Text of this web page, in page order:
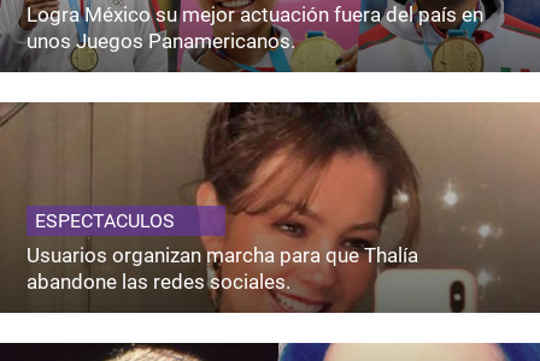
Logra México su mejor actuación fuera del país en
unos Juegos Panamericanos.
ESPECTACULOS
Usuarios organizan marcha para que Thalía
abandone las redes sociales.